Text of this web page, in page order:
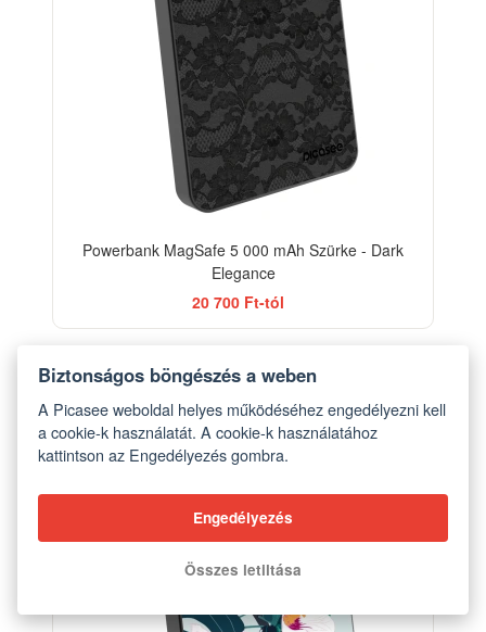
Powerbank MagSafe 5 000 mAh Szürke - Dark
Elegance
20 700 Ft-tól
Biztonságos böngészés a weben
A Picasee weboldal helyes működéséhez engedélyezni kell
a cookie-k használatát. A cookie-k használatához
kattintson az Engedélyezés gombra.
Engedélyezés
Összes letiltása